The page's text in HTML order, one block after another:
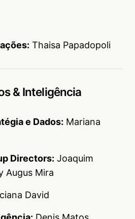
Thaisa Papadopoli
& Inteligência
e Dados: Mariana
Directors: Joaquim
Augus Mira
David